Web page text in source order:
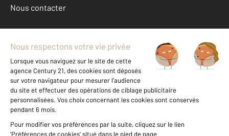
Nous contacter
Mentions légales & CGU et Barèmes d'honoraires
Données personnelles
Gestionnaire des cookies
Achat maison autour de CHELLES (77500)